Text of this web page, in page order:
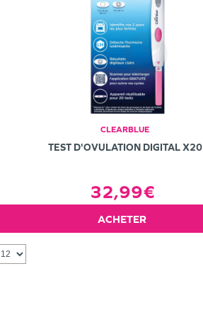
CLEARBLUE
TEST D'OVULATION DIGITAL X20
32,99€
ACHETER